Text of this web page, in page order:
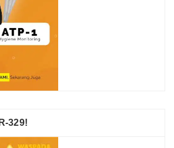
329!